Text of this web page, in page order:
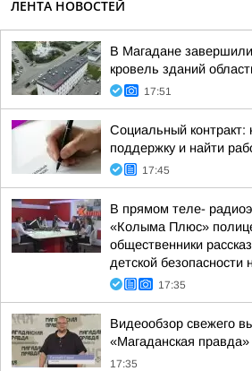
ЛЕНТА НОВОСТЕЙ
В Магадане
кровель зданий
17:51
Социальный контракт:
поддержку и найти
17:45
В прямом теле-
«Колыма Плюс»
общественники
детской безопасности
17:35
Видеообзор свежего
«Магаданская правда»
17:35